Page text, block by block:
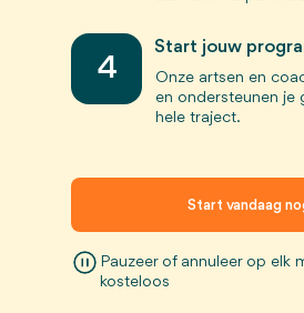
Onze artsen en
en ondersteunen je
hele traject.
Start jouw
4
Start vandaag
Pauzeer of annuleer op elk
kosteloos